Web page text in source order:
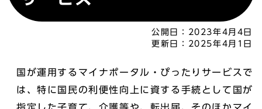
公開日：
2023年4月4日
更新日：
2025年4月1日
国が運用するマイナポータル・ぴったりサービスで
は、特に国民の利便性向上に資する手続として国が